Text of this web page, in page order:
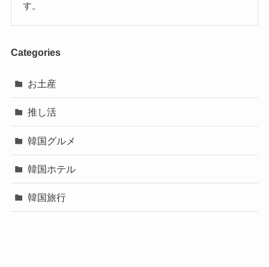
す。
Categories
お土産
推し活
韓国グルメ
韓国ホテル
韓国旅行